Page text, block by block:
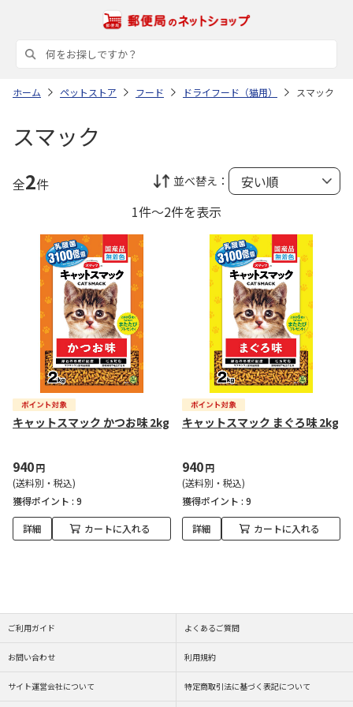
ホーム ペットストア フード ドライフード（猫用） スマック
スマック
全2件 並べ替え：
1件～2件を表示
キャットスマック かつお味 2kg
940円
(送料別・税込)
獲得ポイント : 9
詳細 カートに入れる
キャットスマック まぐろ味 2kg
940円
(送料別・税込)
獲得ポイント : 9
詳細 カートに入れる
ご利用ガイド よくあるご質問
お問い合わせ 利用規約
サイト運営会社について 特定商取引法に基づく表記について